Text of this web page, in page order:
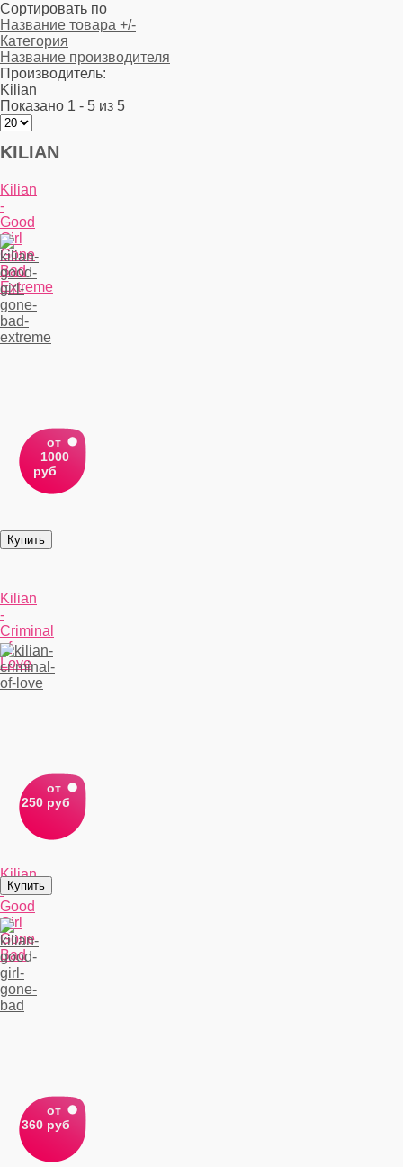
Сортировать по
Название товара +/-
Категория
Название производителя
Производитель:
Kiliаn
Показано 1 - 5 из 5
KILIАN
Kilian
-
Good
Girl
Gone
Bad
Extreme
от
1000
руб
Kiliаn
-
Criminal
of
Love
от
250 руб
Kiliаn
-
Good
Girl
Gone
Bad
от
360 руб